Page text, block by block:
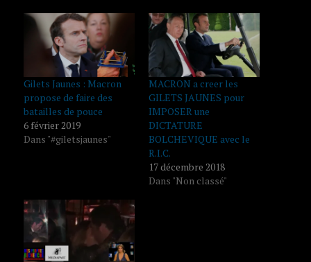
Gilets Jaunes : Macron
propose de faire des
batailles de pouce
6 février 2019
Dans "#giletsjaunes"
MACRON a creer les
GILETS JAUNES pour
IMPOSER une
DICTATURE
BOLCHEVIQUE avec le
R.I.C.
17 décembre 2018
Dans "Non classé"